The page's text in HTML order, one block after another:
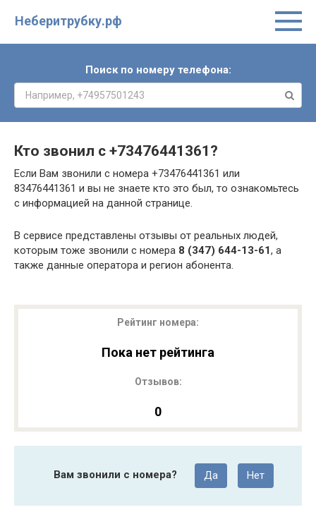
Неберитрубку.рф
Поиск по номеру телефона:
Кто звонил с +73476441361 ?
Если Вам звонили с номера +73476441361 или
83476441361 и вы не знаете кто это был, то ознакомьтесь
с информацией на данной странице.
В сервисе представлены отзывы от реальных людей,
которым тоже звонили с номера 8 (347) 644-13-61, а
также данные оператора и регион абонента.
Рейтинг номера:
Пока нет рейтинга
Отзывов:
0
Вам звонили с номера? Да Нет